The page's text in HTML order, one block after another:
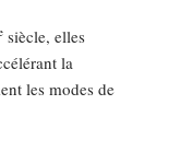
siècle, elles
la
les modes de